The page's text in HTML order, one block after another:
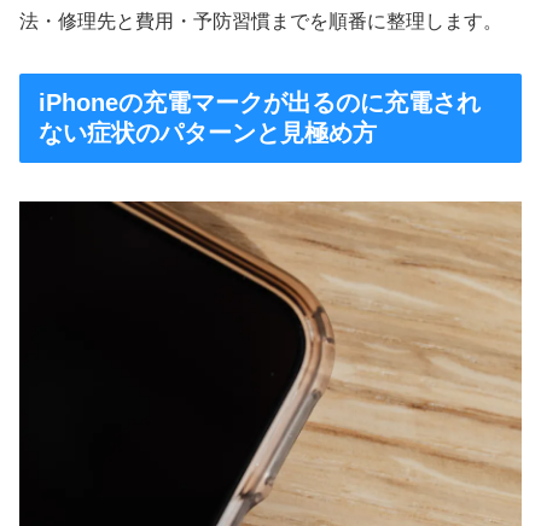
法・修理先と費用・予防習慣までを順番に整理します。
iPhoneの充電マークが出るのに充電され
ない症状のパターンと見極め方